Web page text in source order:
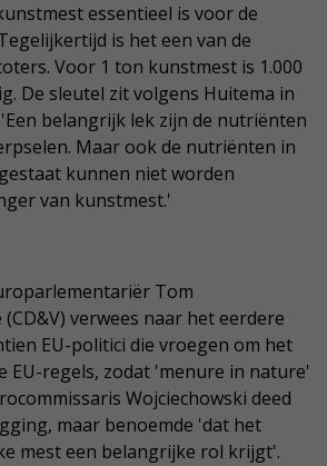
essentieel is voor de
is het een van de
Voor 1 ton kunstmest is 1.000
De sleutel zit volgens Huitema in
belangrijk lek zijn de nutriënten
Maar ook de nutriënten in
kunnen niet worden
van kunstmest.'
Tom
verwees naar het eerdere
EU-politici die vroegen om het
EU-regels, zodat 'menure in nature'
Wojciechowski deed
maar benoemde 'dat het
mest een belangrijke rol krijgt'.